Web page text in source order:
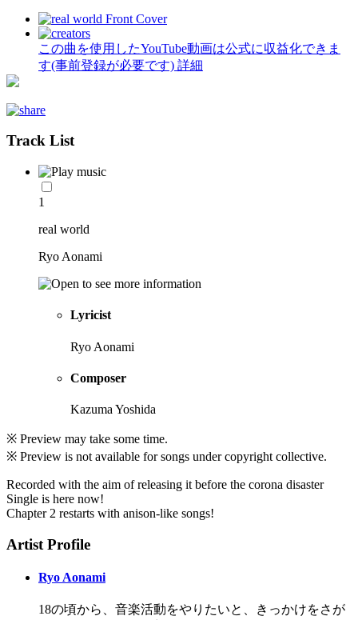
この曲を使用したYouTube動画は公式に収益化できま
す(事前登録が必要です) 詳細
Track List
1
real world
Ryo Aonami
Lyricist
Ryo Aonami
Composer
Kazuma Yoshida
※ Preview may take some time.
※ Preview is not available for songs under copyright collective.
Recorded with the aim of releasing it before the corona disaster
Single is here now!
Chapter 2 restarts with anison-like songs!
Artist Profile
Ryo Aonami
18の頃から、音楽活動をやりたいと、きっかけをさが